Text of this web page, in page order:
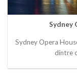
Sydney
Sydney Opera
dintre